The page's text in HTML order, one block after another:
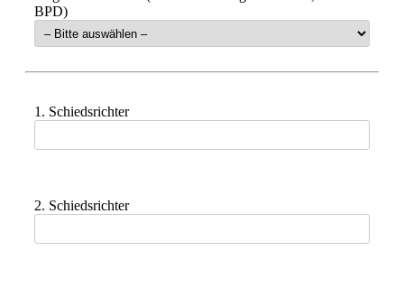
BPD)
1. Schiedsrichter
2. Schiedsrichter